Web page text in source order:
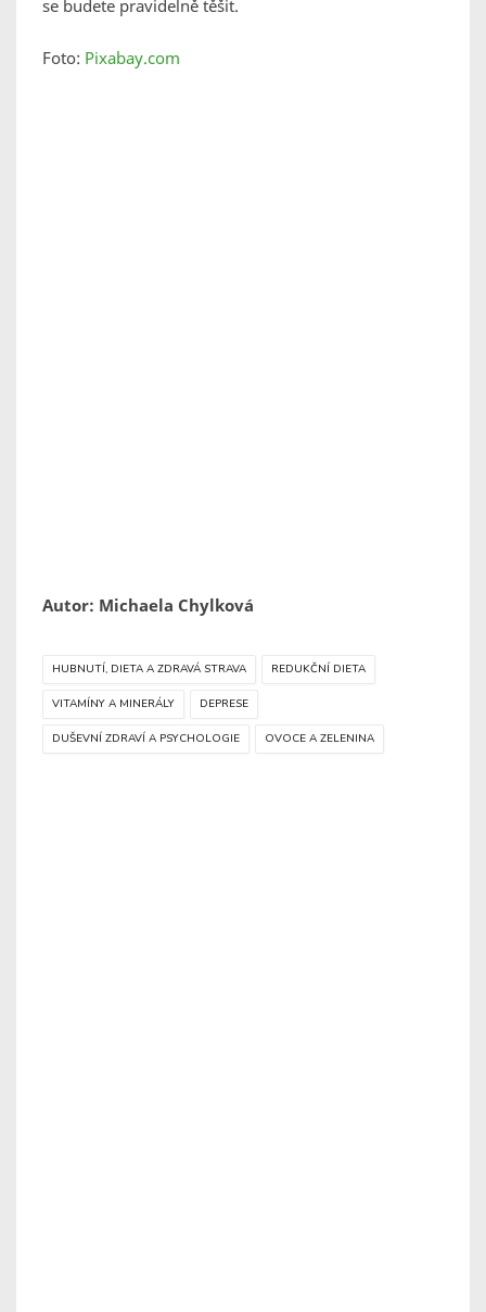
se budete pravidelně těšit.
Foto: Pixabay.com
Autor: Michaela Chylková
HUBNUTÍ, DIETA A ZDRAVÁ STRAVA REDUKČNÍ DIETA
VITAMÍNY A MINERÁLY DEPRESE
DUŠEVNÍ ZDRAVÍ A PSYCHOLOGIE OVOCE A ZELENINA